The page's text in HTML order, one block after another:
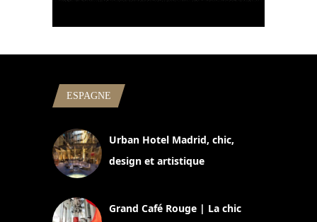
ESPAGNE
Urban Hotel Madrid, chic,
design et artistique
Grand Café Rouge | La chic